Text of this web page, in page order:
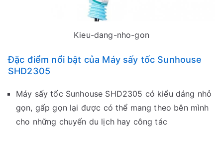
Kieu-dang-nho-gon
Đặc điểm nổi bật của Máy sấy tốc Sunhouse
SHD2305
Máy sấy tốc Sunhouse SHD2305 có kiểu dáng nhỏ
gọn, gấp gọn lại được có thể mang theo bên mình
cho những chuyến du lịch hay công tác